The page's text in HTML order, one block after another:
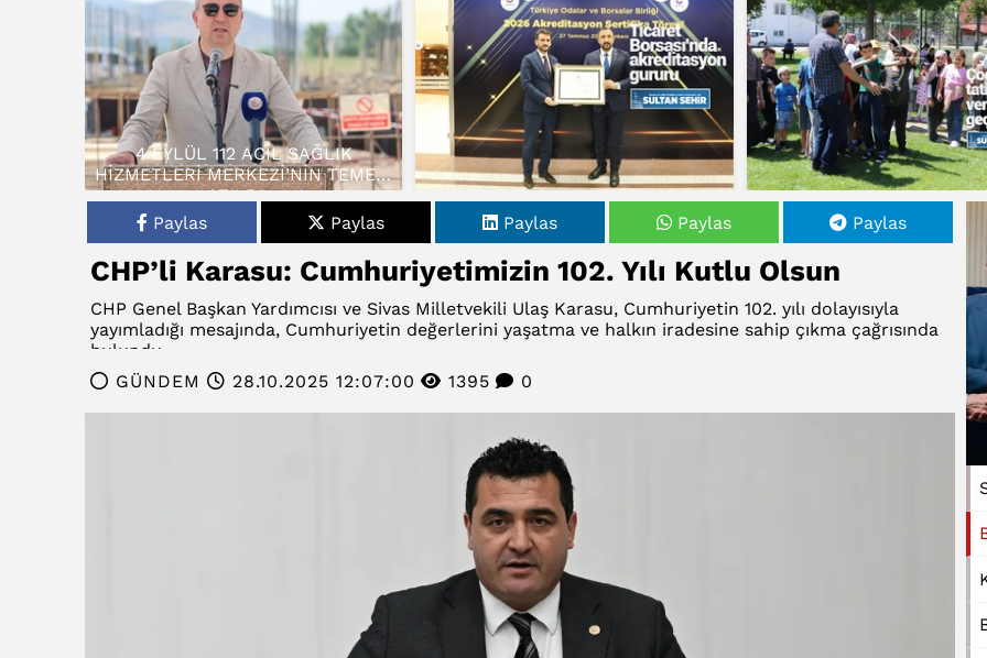
4 EYLÜL 112 ACİL SAĞLIK
HİZMETLERİ MERKEZİ’NİN TEMELİ
ATILDI…
Paylas
Paylas Paylas Paylas Paylas
CHP’li Karasu: Cumhuriyetimizin 102. Yılı Kutlu Olsun
CHP Genel Başkan Yardımcısı ve Sivas Milletvekili Ulaş Karasu, Cumhuriyetin 102. yılı dolayısıyla
yayımladığı mesajında, Cumhuriyetin değerlerini yaşatma ve halkın iradesine sahip çıkma çağrısında
bulundu.
GÜNDEM
28.10.2025 12:07:00 1395 0